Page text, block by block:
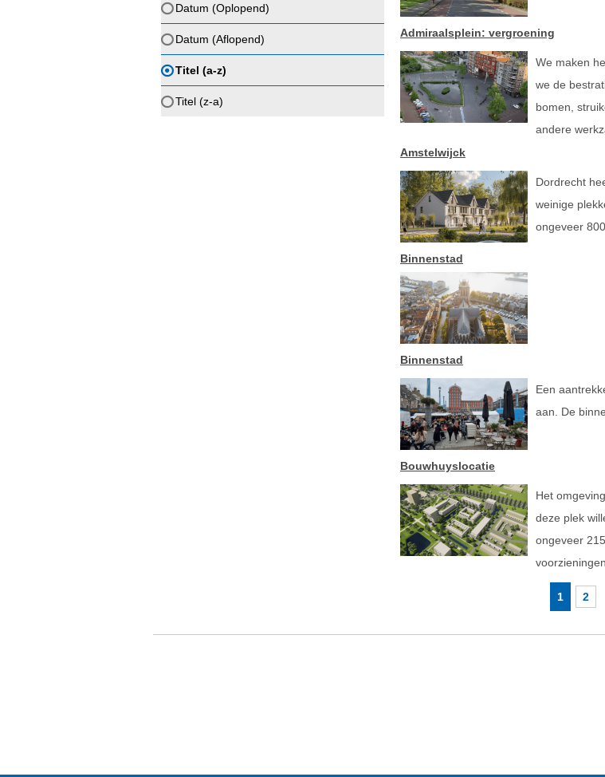
Admiraalsplein: vergroening
We maken
we de
bomen,
andere
Amstelwijck
Dordrecht
weinige
ongeveer
Binnenstad
Binnenstad
Een
aan. De
Bouwhuyslocatie
Het
deze plek
ongeveer
voorzieningen.
1 2
Datum (Oplopend)
Datum (Aflopend)
Titel (a-z)
Titel (z-a)